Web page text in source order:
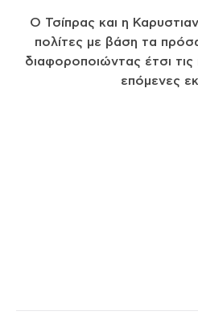
Ο Τσίπρας και η
πολίτες με βάση τα
διαφοροποιώντας έτσι τις
επόμενες